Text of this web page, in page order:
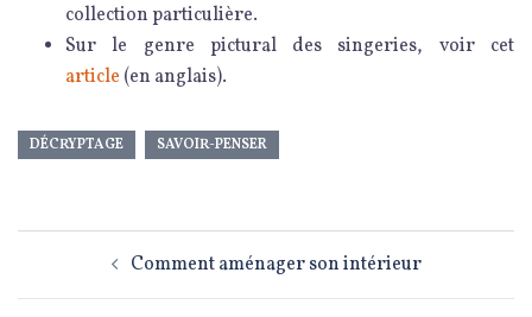
collection particulière.
Sur le genre pictural des singeries, voir cet
article (en anglais).
DÉCRYPTAGE SAVOIR-PENSER
Navigation
d’article Comment aménager son intérieur